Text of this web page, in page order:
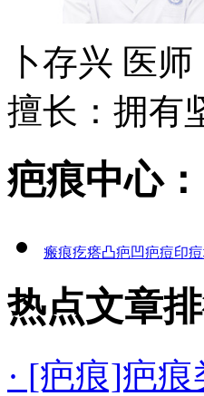
卜存兴 医师
擅长：拥有
疤痕中心：
瘢痕疙瘩凸疤凹疤痘印
热点文章排
· [疤痕]疤